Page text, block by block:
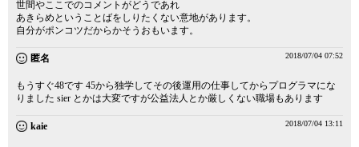
世間やここでのコメントがどうであれ
あきらめということばをしりたくない意地があります。
自分がポンコツだからかそうおもいます。
匿名 2018/07/04 07:52
もうすぐ48です 45から独学してその後運用の仕事してからプログラマにな
りました sier とかは大変ですが公益法人とか厳しくない職場もあります
kaie 2018/07/04 13:11